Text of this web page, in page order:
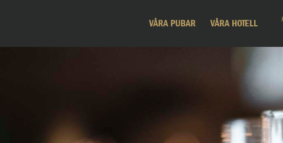
VÅRA PUBAR VÅRA HOTELL